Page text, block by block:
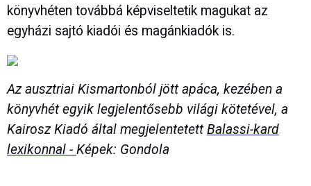
könyvhéten továbbá képviseltetik magukat az
egyházi sajtó kiadói és magánkiadók is.
Az ausztriai Kismartonból jött apáca, kezében a
könyvhét egyik legjelentősebb világi kötetével, a
Kairosz Kiadó által megjelentetettBalassi-kard
lexikonnal - Képek: Gondola